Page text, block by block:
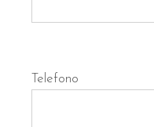
Telefono